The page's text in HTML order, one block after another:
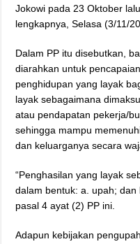
Jokowi pada 23 Oktober
lengkapnya, Selasa (3/11/
Dalam PP itu disebutkan,
diarahkan untuk
penghidupan yang layak
layak sebagaimana
atau pendapatan pekerja/
sehingga mampu
dan keluarganya secara
“Penghasilan yang layak
dalam bentuk: a. upah;
pasal 4 ayat (2) PP ini.
Adapun kebijakan